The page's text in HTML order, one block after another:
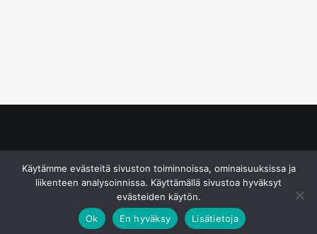
Käytämme evästeitä sivuston toiminnoissa, ominaisuuksissa ja
liikenteen analysoinnissa. Käyttämällä sivustoa hyväksyt
evästeiden käytön.
Ok
En hyväksy Lisätietoja